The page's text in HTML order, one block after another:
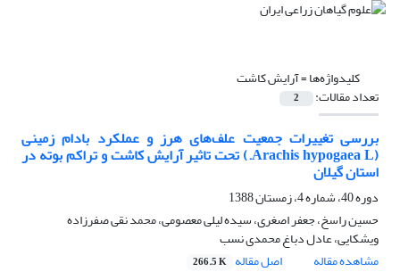
کلیدواژه‌ها =آرایش کاشت
تعداد مقالات: 2
بررسی تغییرات جمعیت علف‌های هرز و عملکرد بادام زمینی
(Arachis hypogaea L.) تحت تاثیر آرایش کاشت و تراکم بوته در
استان گیلان
دوره 40، شماره 4، زمستان 1388
حسین راسخ، جعفر اصغری، سیده لیلی معصومی، محمد نقی صفرزاده
ویشکایی، عادل دباغ محمدی نسب
مشاهده مقاله
اصل مقاله 266.5 K